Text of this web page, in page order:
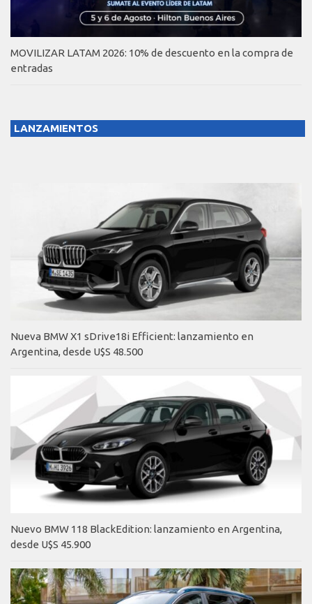
MOVILIZAR LATAM 2026: 10% de descuento en la compra de
entradas
LANZAMIENTOS
Nueva BMW X1 sDrive18i Efficient: lanzamiento en
Argentina, desde U$S 48.500
Nuevo BMW 118 BlackEdition: lanzamiento en Argentina,
desde U$S 45.900